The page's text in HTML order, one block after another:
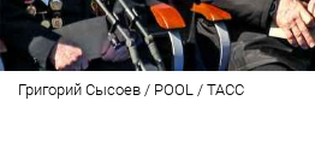
Григорий Сысоев / POOL / ТАСС